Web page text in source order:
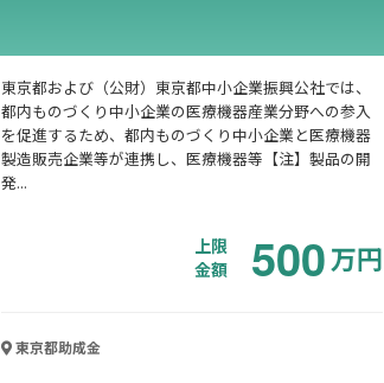
東京都および（公財）東京都中小企業振興公社では、
都内ものづくり中小企業の医療機器産業分野への参入
を促進するため、都内ものづくり中小企業と医療機器
製造販売企業等が連携し、医療機器等【注】製品の開
発...
上限
金額
500万円
東京都助成金